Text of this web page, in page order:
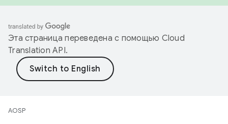
Эта страница переведена с помощью Cloud
Translation API.
AOSP